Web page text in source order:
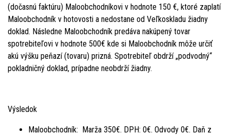
(dočasnú faktúru) Maloobchodníkovi v hodnote 150 €, ktoré zaplatí
Maloobchodník v hotovosti a nedostane od Veľkoskladu žiadny
doklad. Následne Maloobchodník predáva nakúpený tovar
spotrebiteľovi v hodnote 500€ kde si Maloobchodník môže určiť
akú výšku peňazí (tovaru) prizná. Spotrebiteľ obdrží „podvodný“
pokladničný doklad, prípadne neobdrží žiadny.
Výsledok
Maloobchodník: Marža 350€. DPH: 0€. Odvody 0€. Daň z